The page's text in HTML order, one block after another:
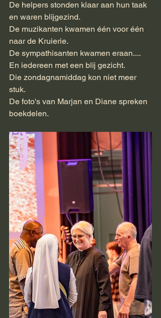
De helpers stonden klaar aan hun taak
en waren blijgezind.
De muzikanten kwamen één voor één
naar de Kruierie.
De sympathisanten kwamen eraan....
En iedereen met een blij gezicht.
Die zondagnamiddag kon niet meer
stuk.
De foto's van Marjan en Diane spreken
boekdelen.